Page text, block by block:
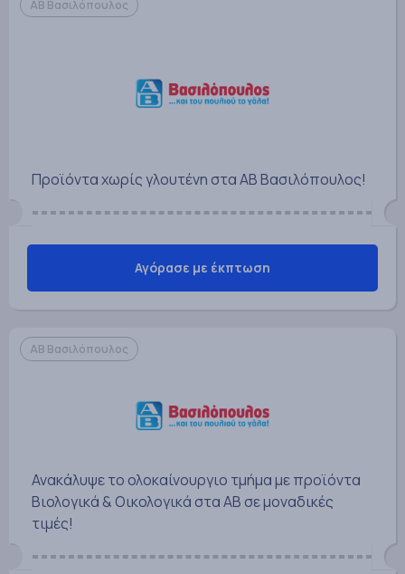
ΑΒ Βασιλόπουλος
Προϊόντα χωρίς γλουτένη στα ΑΒ Βασιλόπουλος!
Αγόρασε με έκπτωση
ΑΒ Βασιλόπουλος
Ανακάλυψε το ολοκαίνουργιο τμήμα με προϊόντα
Βιολογικά & Οικολογικά στα ΑΒ σε μοναδικές
τιμές!